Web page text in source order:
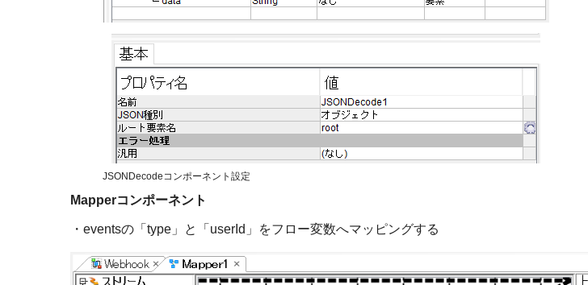
JSONDecodeコンポーネント設定
Mapperコンポーネント
・ eventsの「 type 」と「 userId 」をフロー変数へマッピングする